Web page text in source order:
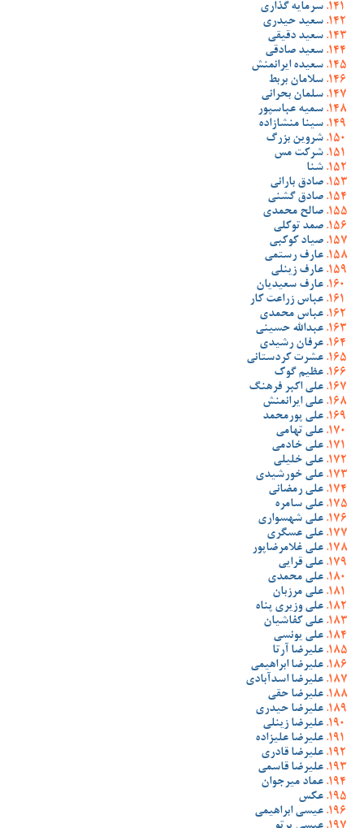
سرمایه گذاری
سعید حیدری
سعید دقیقی
سعید صادقی
سعیده ایرانمنش
سلامان بربط
سلمان بحرانی
سمیه عباسپور
سینا منشازاده
شروین بزرگ
شرکت مس
شنا
صادق بارانی
صادق گشنی
صالح محمدی
صمد توکلی
صیاد کوکبی
عارف رستمی
عارف زینلی
عارف سعیدیان
عباس زراعت کار
عباس محمدی
عبدالله حسینی
عرفان رشیدی
عشرت کردستانی
عظیم گوک
علی اکبر فرهنگ
علی ایرانمنش
علی پورمحمد
علی تهامی
علی خادمی
علی خلیلی
علی خورشیدی
علی رمضانی
علی سامره
علی شهسواری
علی عسگری
علی غلامرضاپور
علی قرایی
علی محمدی
علی مرزبان
علی وزیری پناه
علی کفاشیان
علی یونسی
علیرضا آرتا
علیرضا ابراهیمی
علیرضا اسدآبادی
علیرضا حقی
علیرضا حیدری
علیرضا زینلی
علیرضا علیزاده
علیرضا قادری
علیرضا قاسمی
عماد میرجوان
عکس
عیسی ابراهیمی